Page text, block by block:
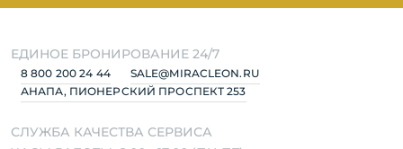
ЕДИНОЕ БРОНИРОВАНИЕ 24/7
8 800 200 24 44
SALE@MIRACLEON.RU
АНАПА, ПИОНЕРСКИЙ ПРОСПЕКТ 253
СЛУЖБА КАЧЕСТВА СЕРВИСА